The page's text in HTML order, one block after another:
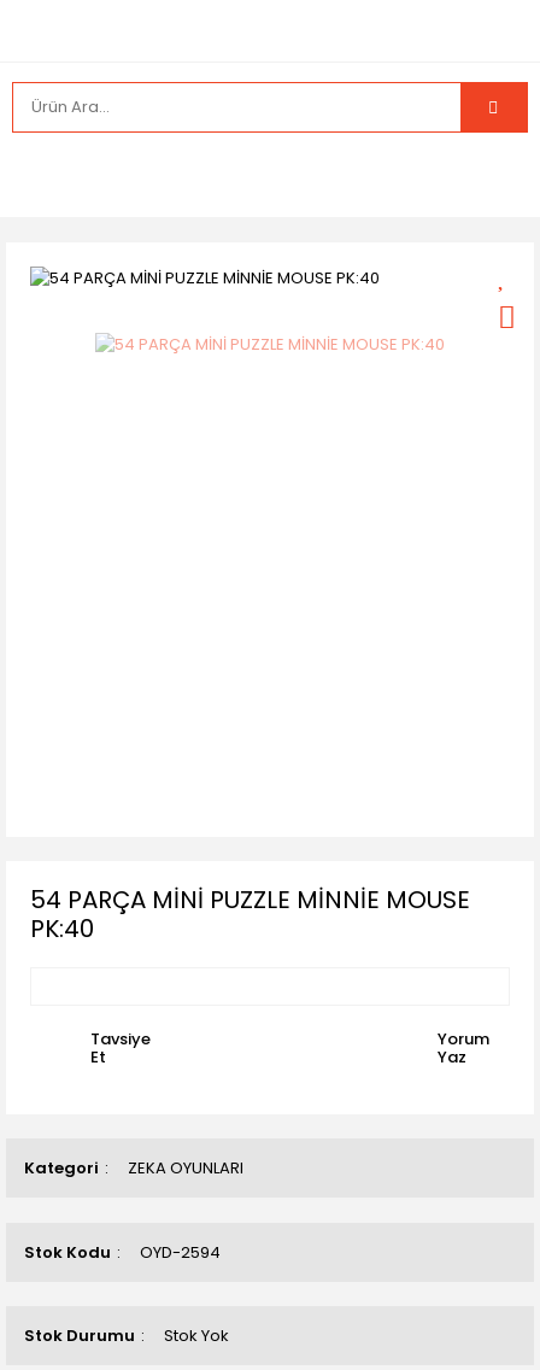
Kategori ZEKA OYUNLARI
Stok Kodu OYD-2594
Stok Durumu Stok Yok
54 PARÇA MİNİ PUZZLE MİNNİE MOUSE
PK:40
Tavsiye
Et
Yorum
Yaz